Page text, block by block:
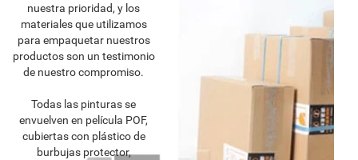
nuestra prioridad, y los
materiales que utilizamos
para empaquetar nuestros
productos son un testimonio
de nuestro compromiso.
Todas las pinturas se
envuelven en película POF,
cubiertas con plástico de
burbujas protector,